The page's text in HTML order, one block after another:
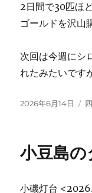
2日間で30匹ほ
ゴールドを沢山
次回は今週にシ
れたみたいです
投
2026年6月14日
カ
ー
小豆島
小磯灯台